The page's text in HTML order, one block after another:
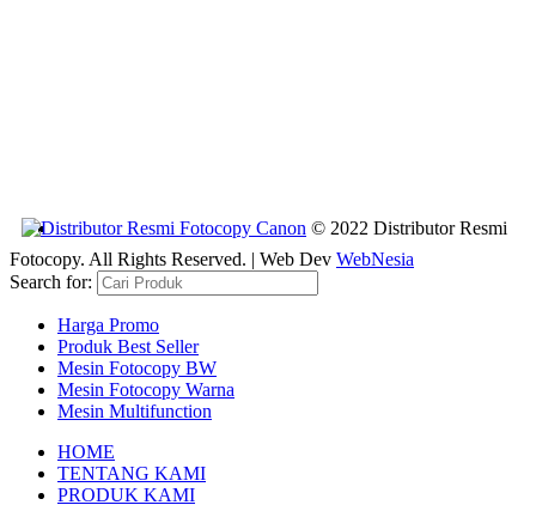
© 2022 Distributor Resmi
Fotocopy. All Rights Reserved. | Web Dev WebNesia
Search for:
Harga Promo
Produk Best Seller
Mesin Fotocopy BW
Mesin Fotocopy Warna
Mesin Multifunction
HOME
TENTANG KAMI
PRODUK KAMI